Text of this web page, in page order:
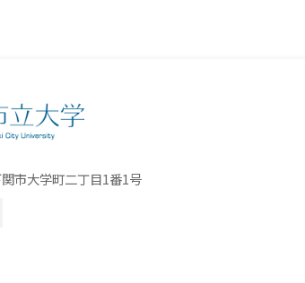
市大学町二丁目1番1号